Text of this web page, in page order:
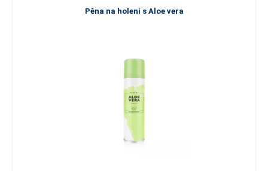
Pěna na holení s Aloe vera